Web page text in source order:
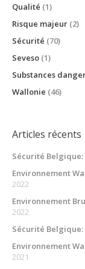
Qualité (1)
Risque majeur (2)
Sécurité (70)
Seveso (1)
Substances
Wallonie (46)
Articles récents
Sécurité Belgique:
Environnement
2022
Environnement
2022
Sécurité Belgique:
Environnement
2021